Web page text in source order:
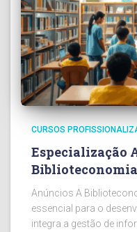
CURSOS
Especialização
Anúncios A
essencial para o
integra a gestão de